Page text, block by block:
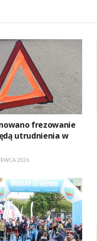
frezowanie
utrudnienia w
2026